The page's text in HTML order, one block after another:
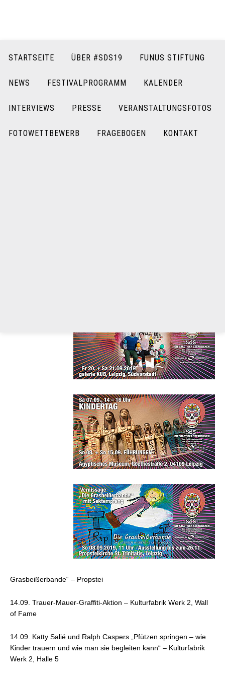
STARTSEITE ÜBER #SDS19 FUNUS STIFTUNG
NEWS FESTIVALPROGRAMM KALENDER
INTERVIEWS PRESSE VERANSTALTUNGSFOTOS
FOTOWETTBEWERB FRAGEBOGEN KONTAKT
Grasbeißerbande“ – Propstei
14.09. Trauer-Mauer-Graffiti-Aktion – Kulturfabrik Werk 2, Wall
of Fame
14.09. Katty Salié und Ralph Caspers „Pfützen springen – wie
Kinder trauern und wie man sie begleiten kann“ – Kulturfabrik
Werk 2, Halle 5